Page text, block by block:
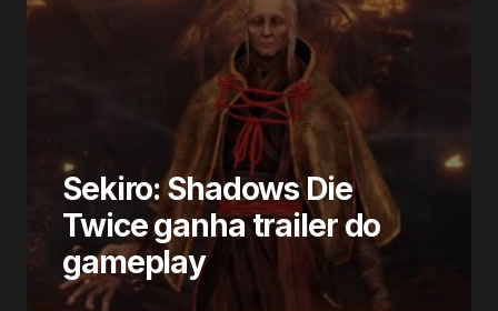
Sekiro: Shadows Die
Twice ganha trailer do
gameplay